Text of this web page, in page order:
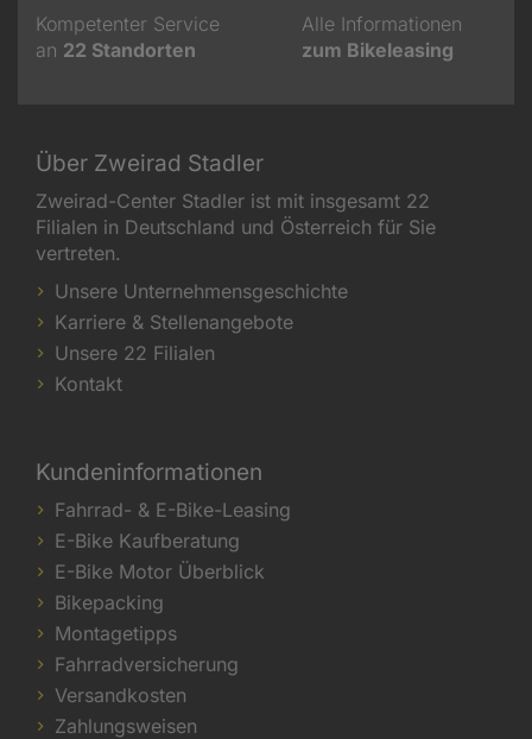
Kompetenter Service
an 22 Standorten
Alle Informationen
zum Bikeleasing
Über Zweirad Stadler
Zweirad-Center Stadler ist mit insgesamt 22
Filialen in Deutschland und Österreich für Sie
vertreten.
Unsere Unternehmensgeschichte
Karriere & Stellenangebote
Unsere 22 Filialen
Kontakt
Kundeninformationen
Fahrrad- & E-Bike-Leasing
E-Bike Kaufberatung
E-Bike Motor Überblick
Bikepacking
Montagetipps
Fahrradversicherung
Versandkosten
Zahlungsweisen